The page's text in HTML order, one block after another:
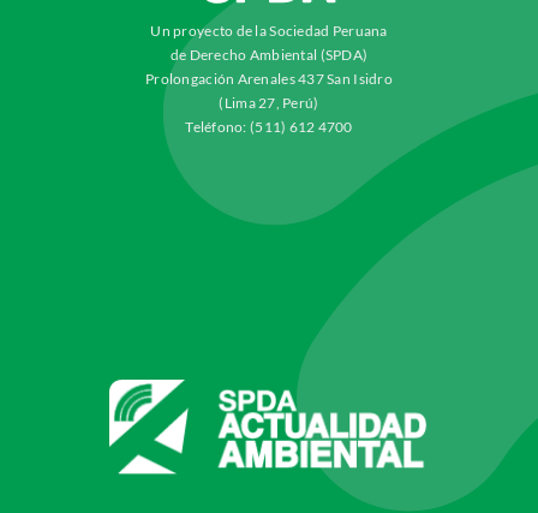
Un proyecto de la Sociedad Peruana
de Derecho Ambiental (SPDA)
Prolongación Arenales 437 San Isidro
(Lima 27, Perú)
Teléfono: (511) 612 4700